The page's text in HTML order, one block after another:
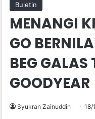
Buletin
MENANGI
GO
BEG GALAS
GOODYEAR
Syukran Zainuddin 18/